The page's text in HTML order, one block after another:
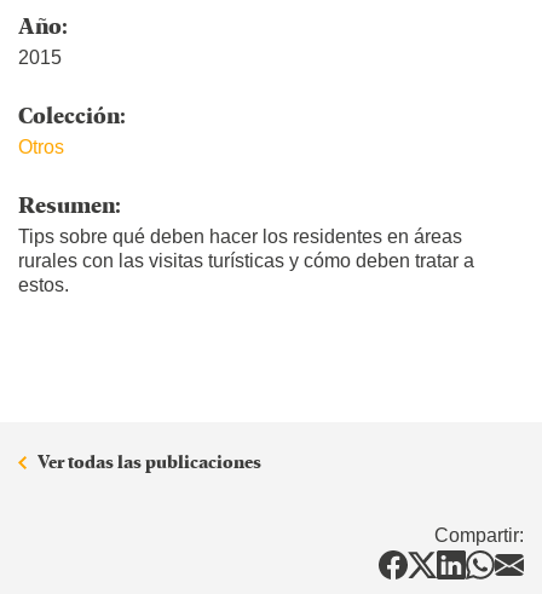
Año:
2015
Colección:
Otros
Resumen:
Tips sobre qué deben hacer los residentes en áreas
rurales con las visitas turísticas y cómo deben tratar a
estos.
Ver todas las publicaciones
Compartir: